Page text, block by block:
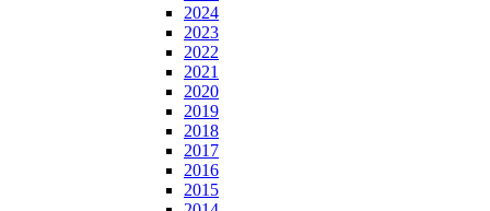
2024
2023
2022
2021
2020
2019
2018
2017
2016
2015